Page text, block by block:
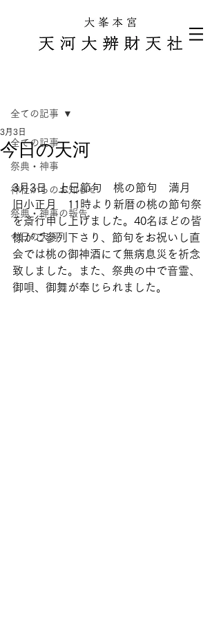
全ての記事
祭典・神事
神社からのお知らせ
祭典・神事の報告
今日の天河
全ての記事
今日の天河
3月3日
3月3日　上巳節句　桃の節句　満月
旧小正月　11時より新暦の桃の節句祭
を斎行申し上げました。40名ほどの皆
様がご参列下さり、節句をお祝いし直
会では桃の御神酒にて無病息災を祈念
致しました。また、祭典の中で音霊、
御唄、御舞が奉じられました。